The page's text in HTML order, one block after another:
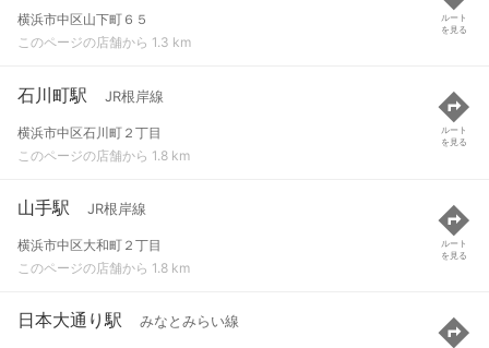
横浜市中区山下町６５
このページの店舗から 1.3 km
ルート
を見る
石川町駅 JR根岸線
横浜市中区石川町２丁目
このページの店舗から 1.8 km
ルート
を見る
山手駅 JR根岸線
横浜市中区大和町２丁目
このページの店舗から 1.8 km
ルート
を見る
日本大通り駅 みなとみらい線